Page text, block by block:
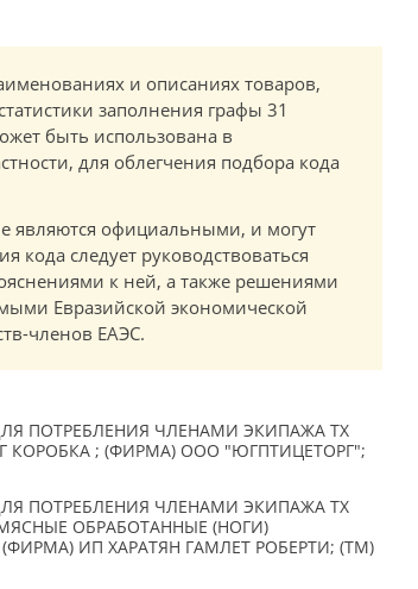
и описаниях товаров,
заполнения графы 31
быть использована в
для облегчения подбора кода
являются официальными, и могут
кода следует руководствоваться
к ней, а также решениями
Евразийской экономической
членов ЕАЭС.
ПОТРЕБЛЕНИЯ ЧЛЕНАМИ ЭКИПАЖА ТХ
КОРОБКА ; (ФИРМА) ООО "ЮГПТИЦЕТОРГ";
ПОТРЕБЛЕНИЯ ЧЛЕНАМИ ЭКИПАЖА ТХ
ОБРАБОТАННЫЕ (НОГИ)
ИП ХАРАТЯН ГАМЛЕТ РОБЕРТИ; (TM)